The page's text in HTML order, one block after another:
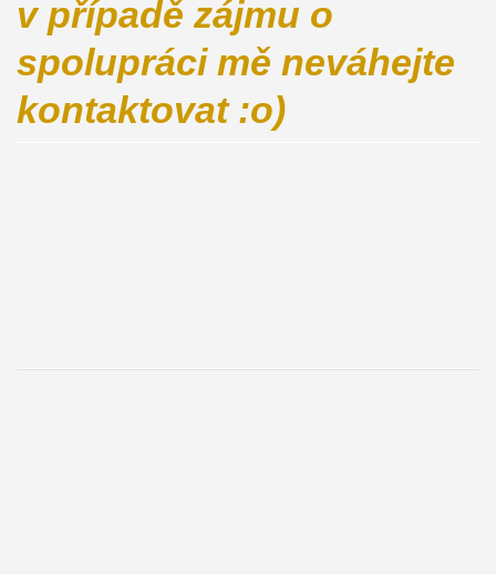
v případě zájmu o
spolupráci mě neváhejte
kontaktovat :o)